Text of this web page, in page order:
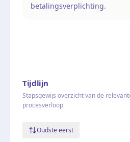
betalingsverplichting.
Tijdlijn
Stapsgewijs overzicht van de
procesverloop
Oudste eerst